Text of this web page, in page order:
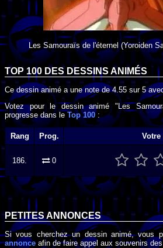
Les Samouraïs de l'éternel(Yoroiden
TOP 100 DES DESSINS ANIMÉS
Ce dessin animé a une note de4.55 sur 5
Votez pour le dessin animé "Les
progresse dans le Top 100:
Rang Prog. Votre
186. 0
PETITES ANNONCES
Si vous cherchez un dessin animé, vous
annonce afin de faire appel aux souvenirs